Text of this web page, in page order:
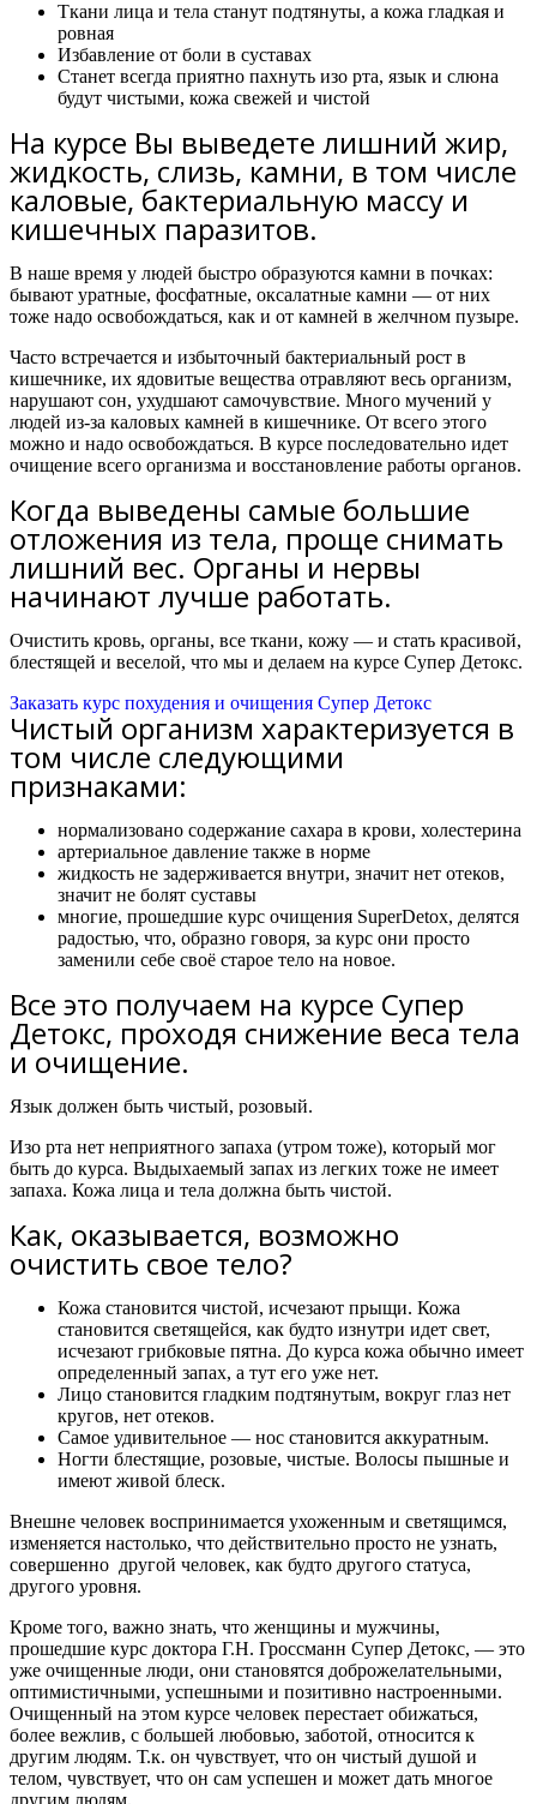
Ткани лица и тела станут подтянуты, а кожа гладкая и
ровная
Избавление от боли в суставах
Станет всегда приятно пахнуть изо рта, язык и слюна
будут чистыми, кожа свежей и чистой
На курсе Вы выведете лишний жир,
жидкость, слизь, камни, в том числе
каловые, бактериальную массу и
кишечных паразитов.
В наше время у людей быстро образуются камни в почках:
бывают уратные, фосфатные, оксалатные камни — от них
тоже надо освобождаться, как и от камней в желчном пузыре.
Часто встречается и избыточный бактериальный рост в
кишечнике, их ядовитые вещества отравляют весь организм,
нарушают сон, ухудшают самочувствие. Много мучений у
людей из-за каловых камней в кишечнике. От всего этого
можно и надо освобождаться. В курсе последовательно идет
очищение всего организма и восстановление работы органов.
Когда выведены самые большие
отложения из тела, проще снимать
лишний вес. Органы и нервы
начинают лучше работать.
Очистить кровь, органы, все ткани, кожу — и стать красивой,
блестящей и веселой, что мы и делаем на курсе Супер Детокс.
Заказать курс похудения и очищения Супер Детокс
Чистый организм характеризуется в
том числе следующими
признаками:
нормализовано содержание сахара в крови, холестерина
артериальное давление также в норме
жидкость не задерживается внутри, значит нет отеков,
значит не болят суставы
многие, прошедшие курс очищения SuperDetox, делятся
радостью, что, образно говоря, за курс они просто
заменили себе своё старое тело на новое.
Все это получаем на курсе Супер
Детокс, проходя снижение веса тела
и очищение.
Язык должен быть чистый, розовый.
Изо рта нет неприятного запаха (утром тоже), который мог
быть до курса. Выдыхаемый запах из легких тоже не имеет
запаха. Кожа лица и тела должна быть чистой.
Как, оказывается, возможно
очистить свое тело?​
Кожа становится чистой, исчезают прыщи. Кожа
становится светящейся, как будто изнутри идет свет,
исчезают грибковые пятна. До курса кожа обычно имеет
определенный запах, а тут его уже нет.
Лицо становится гладким подтянутым, вокруг глаз нет
кругов, нет отеков.
Самое удивительное — нос становится аккуратным.
Ногти блестящие, розовые, чистые. Волосы пышные и
имеют живой блеск.
Внешне человек воспринимается ухоженным и светящимся,
изменяется настолько, что действительно просто не узнать,
совершенно другой человек, как будто другого статуса,
другого уровня.
Кроме того, важно знать, что женщины и мужчины,
прошедшие курс доктора Г.Н. Гроссманн Супер Детокс, — это
уже очищенные люди, они становятся доброжелательными,
оптимистичными, успешными и позитивно настроенными.
Очищенный на этом курсе человек перестает обижаться,
более вежлив, с большей любовью, заботой, относится к
другим людям. Т.к. он чувствует, что он чистый душой и
телом, чувствует, что он сам успешен и может дать многое
другим людям.